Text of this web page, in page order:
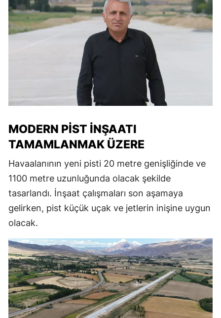
MODERN PIST İNŞAATI
TAMAMLANMAK ÜZERE
Havaalanının yeni pisti 20 metre genişliğinde ve
1100 metre uzunluğunda olacak şekilde
tasarlandı. İnşaat çalışmaları son aşamaya
gelirken, pist küçük uçak ve jetlerin inişine uygun
olacak.